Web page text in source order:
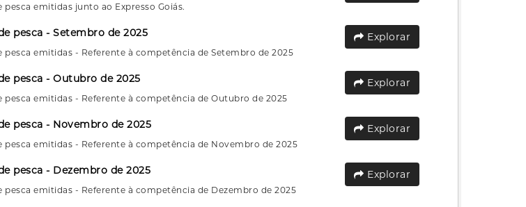
pesca emitidas junto ao Expresso Goiás.
pesca - Setembro de 2025
pesca emitidas - Referente à competência de Setembro de 2025
Explorar
pesca - Outubro de 2025
pesca emitidas - Referente à competência de Outubro de 2025
Explorar
pesca - Novembro de 2025
pesca emitidas - Referente à competência de Novembro de 2025
Explorar
pesca - Dezembro de 2025
pesca emitidas - Referente à competência de Dezembro de 2025
Explorar